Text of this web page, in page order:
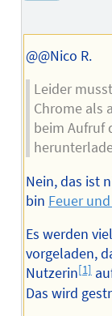
@@Nico R.
Leider
Chrome als
beim Aufruf
Nein, das ist
bin Feuer
Es werden
vorgeladen,
Nutzerin[1]
Das wird